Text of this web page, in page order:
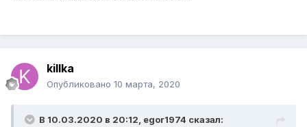
killka
Опубликовано 10 марта, 2020
В 10.03.2020 в 20:12, egor1974 сказал: